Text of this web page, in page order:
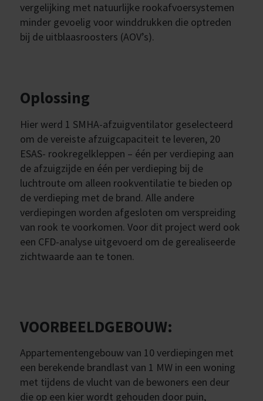
vergelijking met natuurlijke rookafvoersystemen
minder gevoelig voor winddrukken die optreden
bij de uitblaasroosters (AOV’s).
Oplossing
Hier werd 1 SMHA-afzuigventilator geselecteerd
om de vereiste afzuigcapaciteit te leveren, 20
ESAS- rookregelkleppen – één per verdieping aan
de afzuigzijde en één per verdieping bij de
luchtroute om alleen rookventilatie te bieden op
de verdieping met de brand. Alle andere
verdiepingen worden afgesloten om verspreiding
van rook te voorkomen. Voor dit project werd ook
een CFD-analyse uitgevoerd om de gerealiseerde
zichtwaarde aan te tonen.
VOORBEELDGEBOUW:
Appartementengebouw van 10 verdiepingen met
een berekende brandlast van 1 MW in een woning
met tijdens de vlucht van de bewoners een deur
die op een kier wordt gehouden door puin,